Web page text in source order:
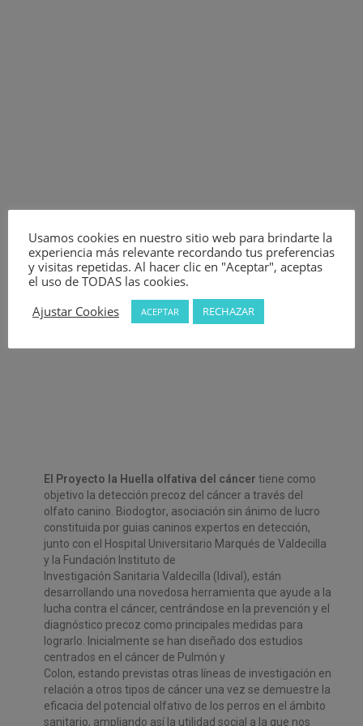
El Proyecto la Huella olfativa del cáncer tiene como
objetivo la detección precoz del cáncer a través del
olfato canino. Biodogtor, asociación sin ánimo de lucro
constituida por guias caninos expertos en detección,
junto con el Hospital Universitario Marqués de Valdecilla
y la Fundación Instituto de
Investigación Sanitaria Valdecilla (Idival), están
desarrollando una novedosa herramienta que ayude a la
lucha contra el cáncer, centrándose en la prevención y el
diagnóstico precoz como principales medidas para
lograrlo.
Inicialmente se han diseñado dos estudios
centrados en el cáncer de Pulmón y
Colon, estando previstas otras líneas de investigación en
relación a otros tipos de cáncer una vez se demuestre la
eficacia del potencial olfativo de los perros en el ámbito
sanitario, ampliando así la utilidad social a la que nos
Usamos cookies en nuestro sitio web para brindarte la
experiencia más relevante recordando tus preferencias
y visitas repetidas. Al hacer clic en "Aceptar", aceptas
el uso de TODAS las cookies.
Ajustar Cookies
ACEPTAR RECHAZAR